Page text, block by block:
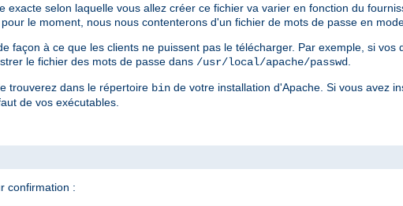
selon laquelle vous allez créer ce fichier va varier en fonction du
le moment, nous nous contenterons d'un fichier de mots de passe en
façon à ce que les clients ne puissent pas le télécharger. Par exemple, si vos
le fichier des mots de passe dans /usr/local/apache/passwd
trouverez dans le répertoire bin de votre installation d'Apache. Si vous avez
de vos exécutables.
confirmation :